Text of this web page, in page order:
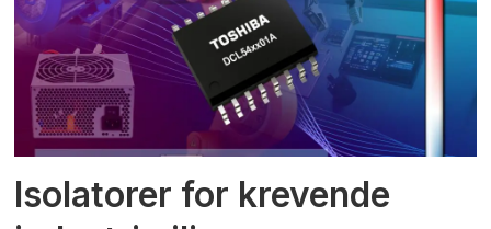
Isolatorer for krevende